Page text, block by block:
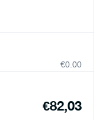
€0.00
€82,03